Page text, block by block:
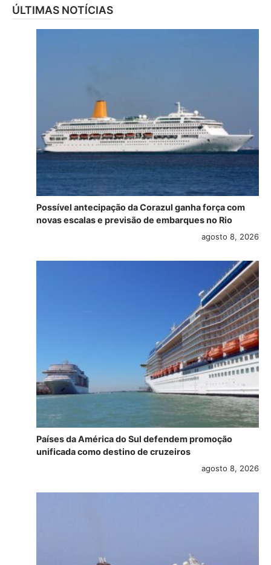
ÚLTIMAS NOTÍCIAS
Possível antecipação da Corazul ganha força com
novas escalas e previsão de embarques no Rio
agosto 8, 2026
Países da América do Sul defendem promoção
unificada como destino de cruzeiros
agosto 8, 2026